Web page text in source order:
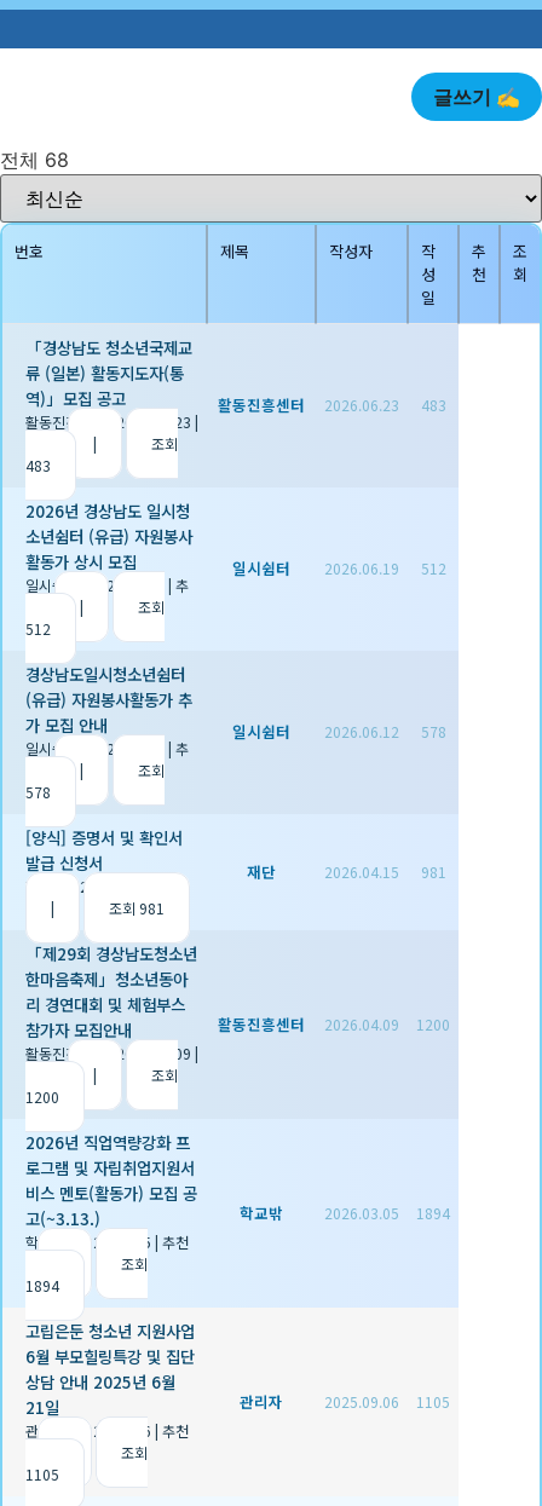
글쓰기 ✍️
전체 68
번호 제목 작성자
작
성
일
추
천
조
회
「경상남도 청소년국제교
류 (일본) 활동지도자(통
역)」모집 공고
활동진흥센터 2026.06.23 |
|
조회
483
활동진흥센터 2026.06.23 483
2026년 경상남도 일시청
소년쉼터 (유급) 자원봉사
활동가 상시 모집
일시쉼터 2026.06.19 | 추
|
조회
512
일시쉼터 2026.06.19 512
경상남도일시청소년쉼터
(유급) 자원봉사활동가 추
가 모집 안내
일시쉼터 2026.06.12 | 추
|
조회
578
일시쉼터 2026.06.12 578
[양식] 증명서 및 확인서
발급 신청서
재단 2026.04.15
|
조회 981
재단 2026.04.15 981
「제29회 경상남도청소년
한마음축제」청소년동아
리 경연대회 및 체험부스
참가자 모집안내
활동진흥센터 2026.04.09 |
|
조회
1200
활동진흥센터 2026.04.09 1200
2026년 직업역량강화 프
로그램 및 자립취업지원서
비스 멘토(활동가) 모집 공
고(~3.13.)
학교밖 2026.03.05 | 추천
조회
1894
학교밖 2026.03.05 1894
고립은둔 청소년 지원사업
6월 부모힐링특강 및 집단
상담 안내 2025년 6월
21일
관리자 2025.09.06 | 추천
조회
1105
관리자 2025.09.06 1105